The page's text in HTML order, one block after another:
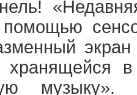
хранящейся
музыку».